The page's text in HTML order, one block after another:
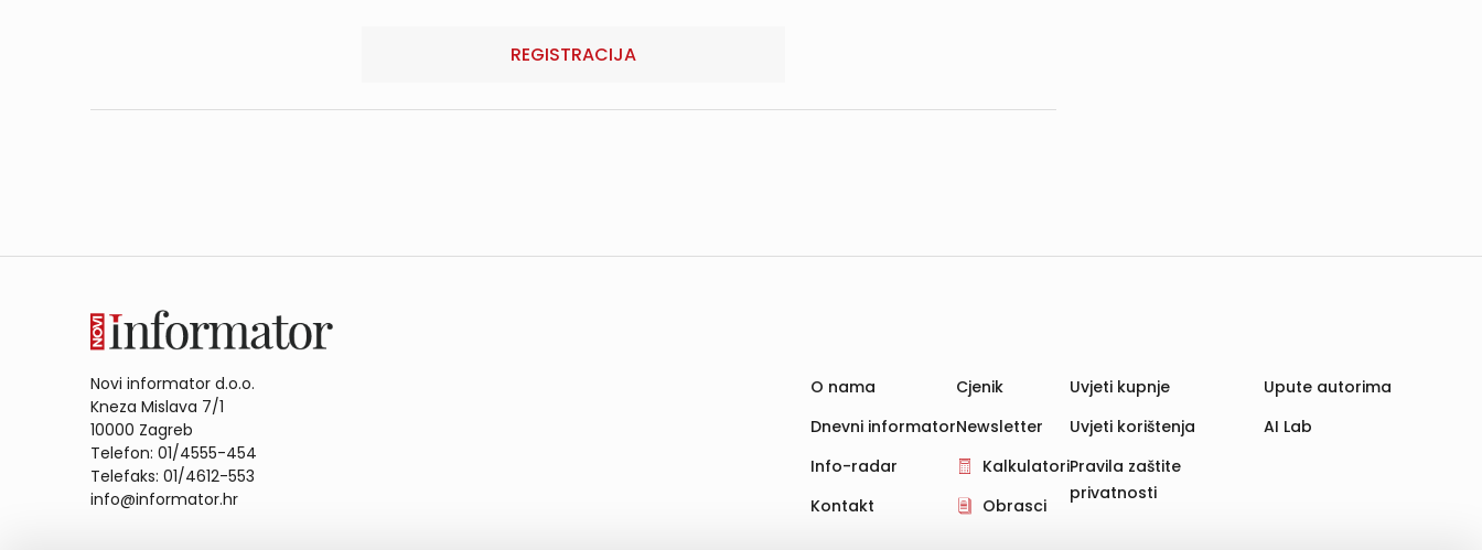
REGISTRACIJA
Novi informator d.o.o.
Kneza Mislava 7/1
10000 Zagreb
Telefon: 01/4555-454
Telefaks: 01/4612-553
info@informator.hr
O nama
Dnevni informator
Info-radar
Kontakt
Cjenik
Newsletter
Kalkulatori
Obrasci
Uvjeti kupnje
Uvjeti korištenja
Pravila zaštite
privatnosti
Upute autorima
AI Lab